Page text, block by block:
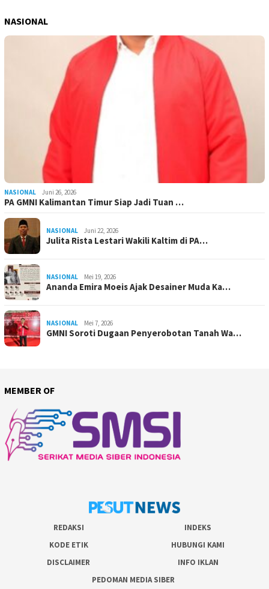
NASIONAL
NASIONAL Juni 26, 2026
PA GMNI Kalimantan Timur Siap Jadi Tuan …
NASIONAL Juni 22, 2026
Julita Rista Lestari Wakili Kaltim di PA…
NASIONAL Mei 19, 2026
Ananda Emira Moeis Ajak Desainer Muda Ka…
NASIONAL Mei 7, 2026
GMNI Soroti Dugaan Penyerobotan Tanah Wa…
MEMBER OF
REDAKSI
INDEKS
KODE ETIK
HUBUNGI KAMI
DISCLAIMER
INFO IKLAN
PEDOMAN MEDIA SIBER